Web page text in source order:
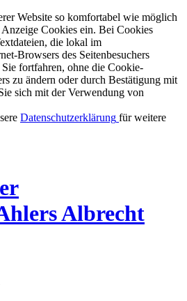
Website so komfortabel wie möglich
Cookies ein. Bei Cookies
die lokal im
Browsers des Seitenbesuchers
fortfahren, ohne die Cookie-
zu ändern oder durch Bestätigung mit
sich mit der Verwendung von
Datenschutzerklärung für weitere
Albrecht